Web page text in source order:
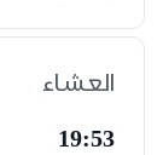
العشاء
19:53